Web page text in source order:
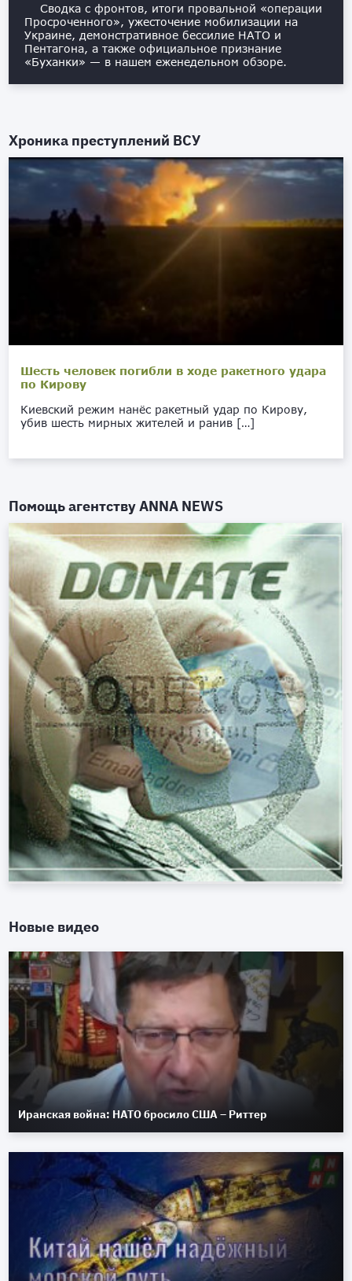
Сводка с фронтов, итоги провальной «операции
Просроченного», ужесточение мобилизации на
Украине, демонстративное бессилие НАТО и
Пентагона, а также официальное признание
«Буханки» — в нашем еженедельном обзоре.
Хроника преступлений ВСУ
Шесть человек погибли в ходе ракетного удара
по Кирову
Киевский режим нанёс ракетный удар по Кирову,
убив шесть мирных жителей и ранив […]
Помощь агентствуANNA NEWS
Новые видео
Иранская война: НАТО бросило США – Риттер